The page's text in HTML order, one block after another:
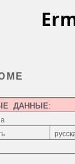
ДАННЫЕ: